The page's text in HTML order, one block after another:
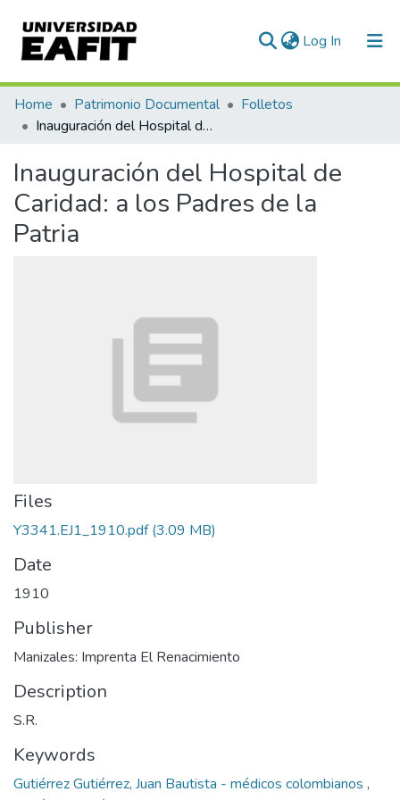
Log In (current)
Communities & Collections
All of DSpace
Statistics
Home Patrimonio Documental
Folletos
Inauguración del Hospital de Caridad: a los Padres de la Patria
Inauguración del Hospital de
Caridad: a los Padres de la
Patria
Files
Y3341.EJ1_1910.pdf(3.09 MB)
Date
1910
Publisher
Manizales: Imprenta El Renacimiento
Description
S.R.
Keywords
Gutiérrez Gutiérrez, Juan Bautista - médicos colombianos ,